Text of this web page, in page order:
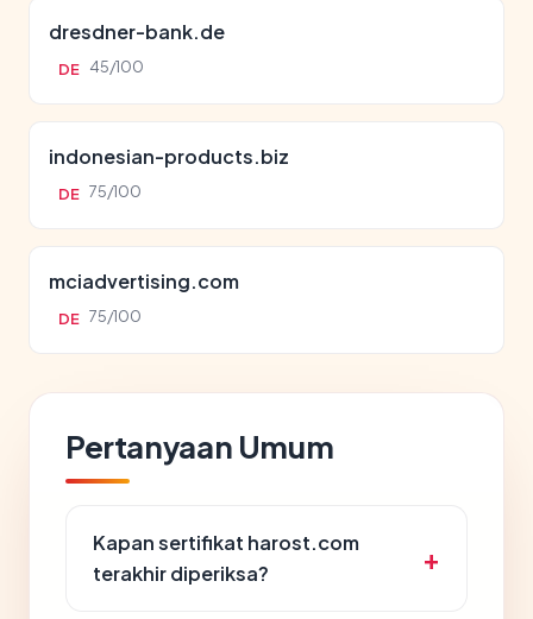
dresdner-bank.de
DE 45/100
indonesian-products.biz
DE 75/100
mciadvertising.com
DE 75/100
Pertanyaan Umum
Kapan sertifikat harost.com
terakhir diperiksa?